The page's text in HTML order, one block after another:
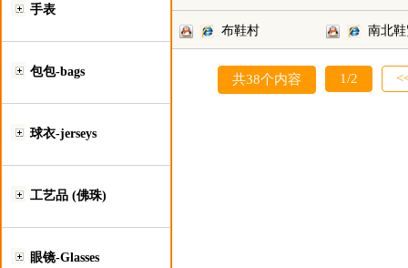
手表
包包-bags
球衣-jerseys
工艺品 (佛珠)
眼镜-Glasses
布鞋村 南北
共38个内容 1/2